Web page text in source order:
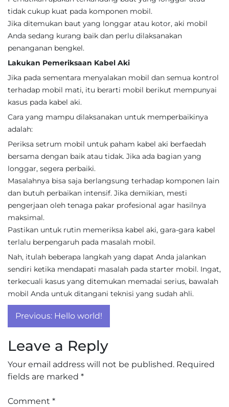
tidak cukup kuat pada komponen mobil.
Jika ditemukan baut yang longgar atau kotor, aki mobil
Anda sedang kurang baik dan perlu dilaksanakan
penanganan bengkel.
Lakukan Pemeriksaan Kabel Aki
Jika pada sementara menyalakan mobil dan semua kontrol
terhadap mobil mati, itu berarti mobil berikut mempunyai
kasus pada kabel aki.
Cara yang mampu dilaksanakan untuk memperbaikinya
adalah:
Periksa setrum mobil untuk paham kabel aki berfaedah
bersama dengan baik atau tidak. Jika ada bagian yang
longgar, segera perbaiki.
Masalahnya bisa saja berlangsung terhadap komponen lain
dan butuh perbaikan intensif. Jika demikian, mesti
pengerjaan oleh tenaga pakar profesional agar hasilnya
maksimal.
Pastikan untuk rutin memeriksa kabel aki, gara-gara kabel
terlalu berpengaruh pada masalah mobil.
Nah, itulah beberapa langkah yang dapat Anda jalankan
sendiri ketika mendapati masalah pada starter mobil. Ingat,
terkecuali kasus yang ditemukan memadai serius, bawalah
mobil Anda untuk ditangani teknisi yang sudah ahli.
Post
navigation
Previous: Hello world!
Leave a Reply
Your email address will not be published. Required
fields are marked *
Comment *